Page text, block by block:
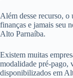
Além desse recurso, o
finanças e jamais seu
Alto Parnaíba.
Existem muitas
modalidade pré-pago,
disponibilizados em